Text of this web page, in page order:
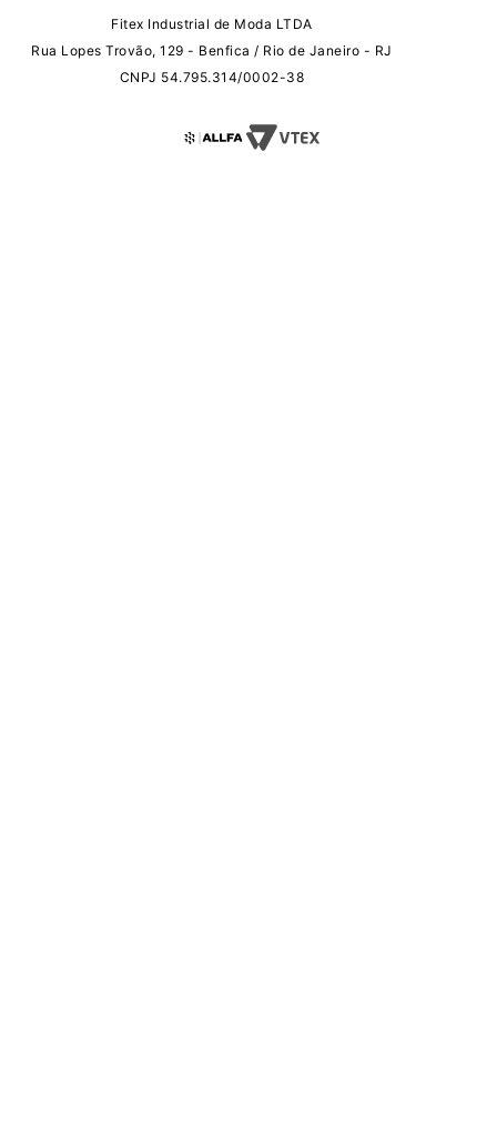
Fitex Industrial de Moda LTDA
Rua Lopes Trovão, 129 - Benfica / Rio de Janeiro - RJ
CNPJ 54.795.314/0002-38